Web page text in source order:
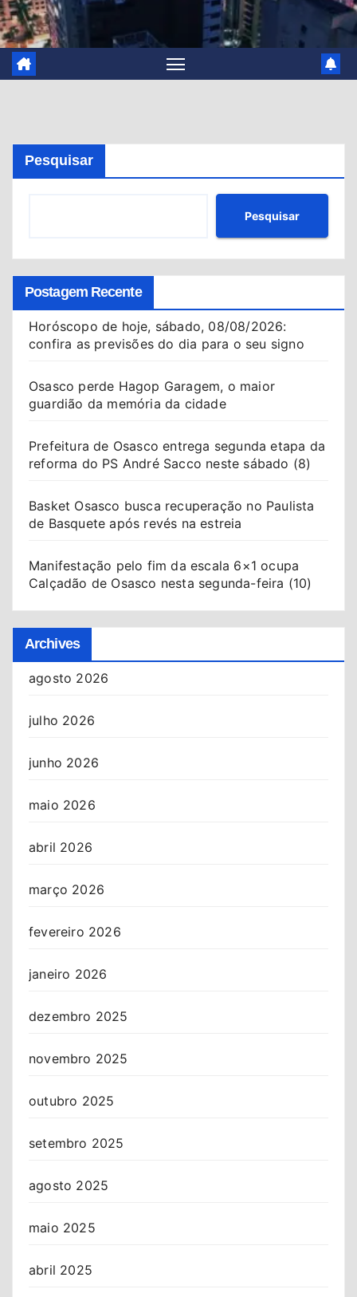
Pesquisar
Pesquisar
Postagem Recente
Horóscopo de hoje, sábado, 08/08/2026:
confira as previsões do dia para o seu signo
Osasco perde Hagop Garagem, o maior
guardião da memória da cidade
Prefeitura de Osasco entrega segunda etapa da
reforma do PS André Sacco neste sábado (8)
Basket Osasco busca recuperação no Paulista
de Basquete após revés na estreia
Manifestação pelo fim da escala 6×1 ocupa
Calçadão de Osasco nesta segunda-feira (10)
Archives
agosto 2026
julho 2026
junho 2026
maio 2026
abril 2026
março 2026
fevereiro 2026
janeiro 2026
dezembro 2025
novembro 2025
outubro 2025
setembro 2025
agosto 2025
maio 2025
abril 2025